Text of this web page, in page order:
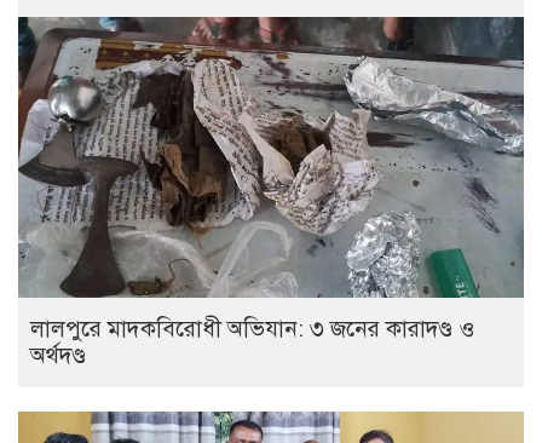
লালপুরে মাদকবিরোধী অভিযান: ৩ জনের কারাদণ্ড ও
অর্থদণ্ড